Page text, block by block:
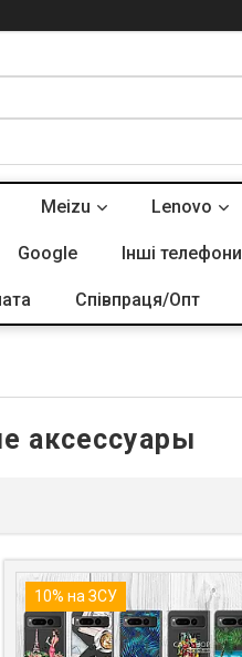
Meizu Lenovo
Google Інші телефони
Співпраця/Опт
аксессуары
10% на ЗСУ